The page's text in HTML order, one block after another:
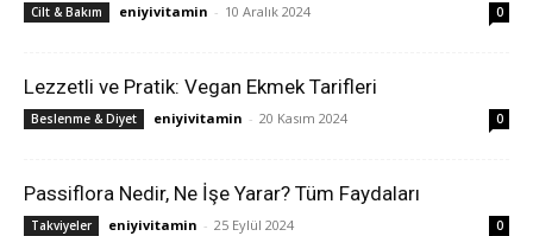
Cilt & Bakım eniyivitamin - 10 Aralık 2024 0
Lezzetli ve Pratik: Vegan Ekmek Tarifleri
Beslenme & Diyet eniyivitamin - 20 Kasım 2024 0
Passiflora Nedir, Ne İşe Yarar? Tüm Faydaları
Takviyeler eniyivitamin - 25 Eylül 2024 0